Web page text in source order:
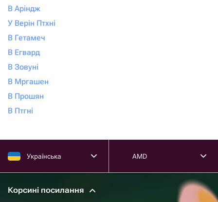
В Аріндж
У Верін Птхні
В Гетамеч
В Егвард
В Зовуні
В Мргашен
В Прошян
В Птгні
Українська AMD
Корсині посилання